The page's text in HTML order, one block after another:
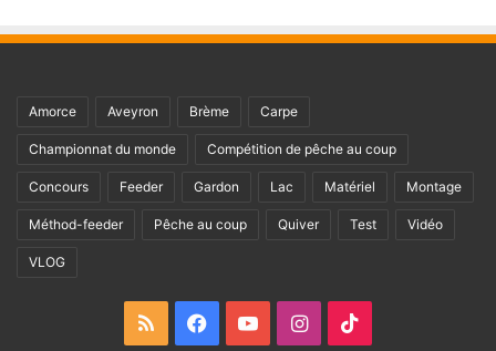
Amorce Aveyron Brème Carpe
Championnat du monde Compétition de pêche au coup
Concours Feeder Gardon Lac Matériel Montage
Méthod-feeder Pêche au coup Quiver Test Vidéo
VLOG
RSS FacebookYouTubeInstagram